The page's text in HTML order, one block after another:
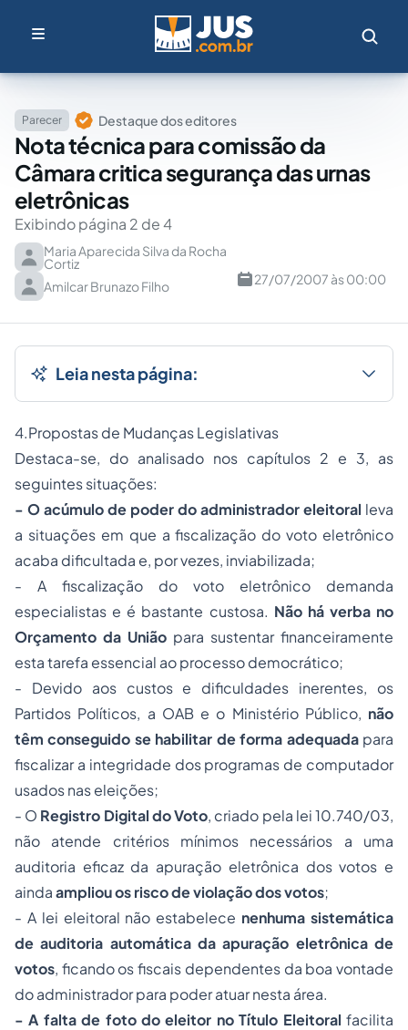
Parecer Destaque dos editores
Nota técnica para comissão da
Câmara critica segurança das urnas
eletrônicas
Exibindo página 2 de 4
Maria Aparecida Silva da Rocha
Cortiz
Amilcar Brunazo Filho
27/07/2007 às 00:00
Leia nesta página:
4.Propostas de Mudanças Legislativas
Destaca-se, do analisado nos capítulos 2 e 3, as
seguintes situações:
- O acúmulo de poder do administrador eleitoral leva
a situações em que afiscalização do voto eletrônico
acaba dificultada e, por vezes, inviabilizada;
- A fiscalização do voto eletrônico demanda
especialistas e é bastante custosa. Não há verba no
Orçamento da União para sustentar financeiramente
esta tarefa essencial aoprocessodemocrático;
- Devido aos custos e dificuldades inerentes, os
Partidos Políticos, a OAB e o Ministério Público, não
têm conseguido se habilitar de forma adequadapara
fiscalizar a integridade dos programas de computador
usados nas eleições;
- O Registro Digital do Voto, criado pela lei 10.740/03,
não atende critérios mínimos necessários a uma
auditoria eficaz da apuração eletrônica dos votos e
aindaampliou os risco de violação dos votos;
- A lei eleitoral não estabelece nenhuma sistemática
de auditoria automática da apuração eletrônica de
votos, ficando os fiscais dependentes da boa vontade
do administrador para poder atuar nesta área.
- A falta de foto do eleitor no Título Eleitoral facilita